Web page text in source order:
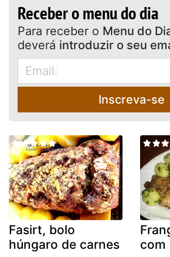
Receber o menu do dia
Para receber o Menu do
deverá introduzir o seu
Inscreva-se
Fasirt, bolo
húngaro de carnes
com